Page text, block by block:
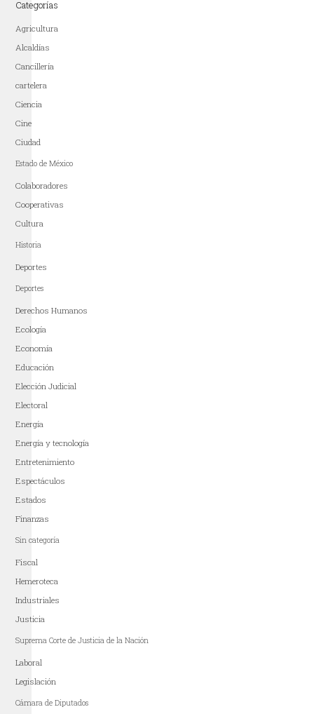
Categorías
Agricultura
Alcaldías
Cancillería
cartelera
Ciencia
Cine
Ciudad
Estado de México
Colaboradores
Cooperativas
Cultura
Historia
Deportes
Deportes
Derechos Humanos
Ecología
Economía
Educación
Elección Judicial
Electoral
Energía
Energía y tecnología
Entretenimiento
Espectáculos
Estados
Finanzas
Sin categoría
Fiscal
Hemeroteca
Industriales
Justicia
Suprema Corte de Justicia de la Nación
Laboral
Legislación
Cámara de Diputados